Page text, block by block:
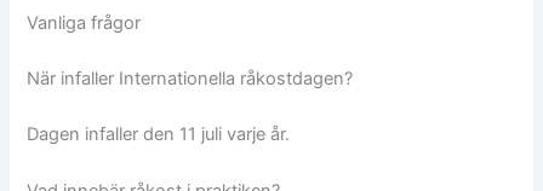
Vanliga frågor
När infaller Internationella råkostdagen?
Dagen infaller den 11 juli varje år.